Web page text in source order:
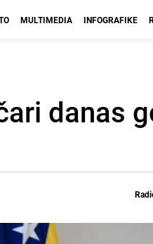
MULTIMEDIA INFOGRAFIKE
danas